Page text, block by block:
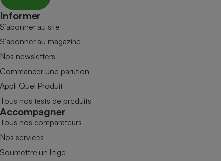
Informer
S’abonner au site
S’abonner au magazine
Nos newsletters
Commander une parution
Appli Quel Produit
Tous nos tests de produits
Accompagner
Tous nos comparateurs
Nos services
Soumettre un litige